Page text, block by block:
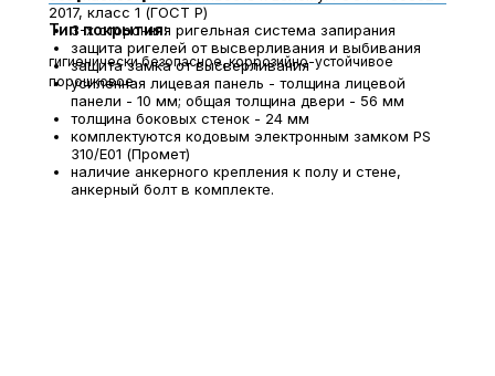
2017, класс 1 (ГОСТ Р)
3-х сторонняя ригельная система запирания
защита ригелей от высверливания и выбивания
защита замка от высверливания
усиленная лицевая панель - толщина лицевой
панели - 10 мм; общая толщина двери - 56 мм
толщина боковых стенок - 24 мм
комплектуются кодовым электронным замком PS
310/E01 (Промет)
наличие анкерного крепления к полу и стене,
анкерный болт в комплекте.
гигиенически безопасное, коррозийно-устойчивое
порошковое
Тип покрытия: